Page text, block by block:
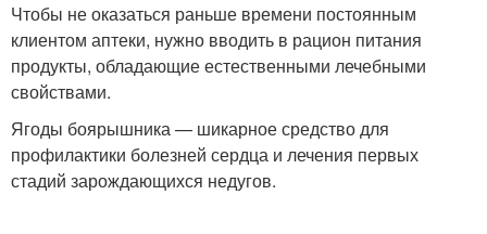
Чтобы не оказаться раньше времени постоянным
клиентом аптеки, нужно вводить в рацион питания
продукты, обладающие естественными лечебными
свойствами.
Ягоды боярышника — шикарное средство для
профилактики болезней сердца и лечения первых
стадий зарождающихся недугов.